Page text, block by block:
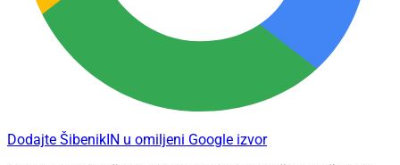
Dodajte ŠibenikIN u omiljeni Google izvor